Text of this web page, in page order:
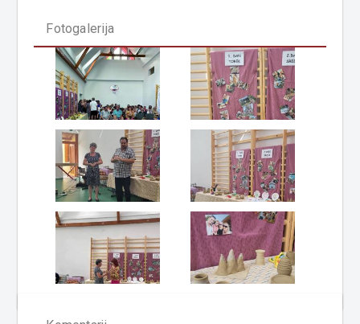
Fotogalerija